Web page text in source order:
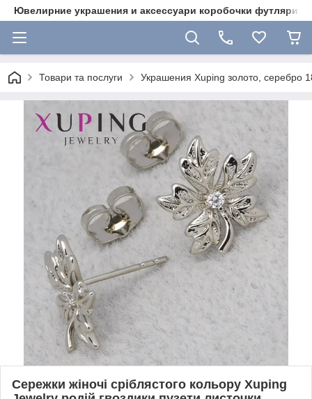
Ювелирние украшения и аксессуари коробочки футляри
Товари та послуги Украшения Xuping золото, серебро
Сережки жіночі сріблястого кольору Xuping